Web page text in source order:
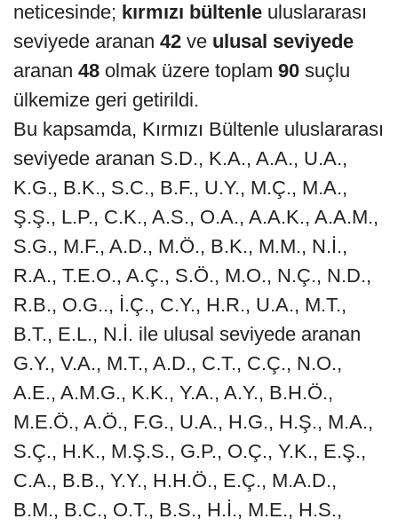
neticesinde; kırmızı bültenle uluslararası
seviyede aranan 42 ve ulusal seviyede
aranan 48 olmak üzere toplam 90 suçlu
ülkemize geri getirildi.
Bu kapsamda, Kırmızı Bültenle uluslararası
seviyede aranan S.D., K.A., A.A., U.A.,
K.G., B.K., S.C., B.F., U.Y., M.Ç., M.A.,
Ş.Ş., L.P., C.K., A.S., O.A., A.A.K., A.A.M.,
S.G., M.F., A.D., M.Ö., B.K., M.M., N.İ.,
R.A., T.E.O., A.Ç., S.Ö., M.O., N.Ç., N.D.,
R.B., O.G.., İ.Ç., C.Y., H.R., U.A., M.T.,
B.T., E.L., N.İ. ile ulusal seviyede aranan
G.Y., V.A., M.T., A.D., C.T., C.Ç., N.O.,
A.E., A.M.G., K.K., Y.A., A.Y., B.H.Ö.,
M.E.Ö., A.Ö., F.G., U.A., H.G., H.Ş., M.A.,
S.Ç., H.K., M.Ş.S., G.P., O.Ç., Y.K., E.Ş.,
C.A., B.B., Y.Y., H.H.Ö., E.Ç., M.A.D.,
B.M., B.C., O.T., B.S., H.İ., M.E., H.S.,